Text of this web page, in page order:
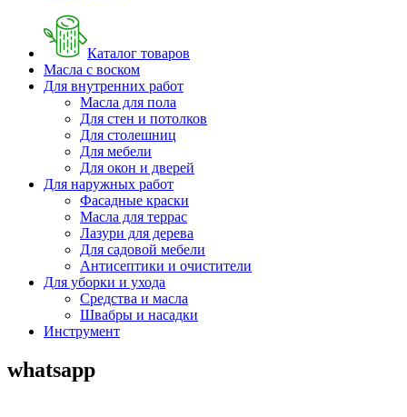
Каталог товаров
Масла с воском
Для внутренних работ
Масла для пола
Для стен и потолков
Для столешниц
Для мебели
Для окон и дверей
Для наружных работ
Фасадные краски
Масла для террас
Лазури для дерева
Для садовой мебели
Антисептики и очистители
Для уборки и ухода
Средства и масла
Швабры и наcадки
Инструмент
whatsapp